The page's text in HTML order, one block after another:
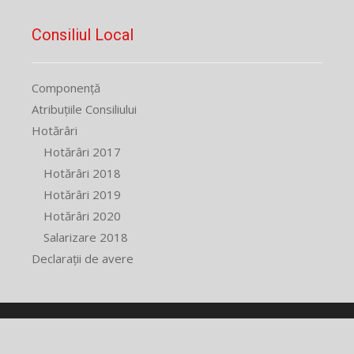
Consiliul Local
Componență
Atribuțiile Consiliului
Hotărâri
Hotărâri 2017
Hotărâri 2018
Hotărâri 2019
Hotărâri 2020
Salarizare 2018
Declarații de avere